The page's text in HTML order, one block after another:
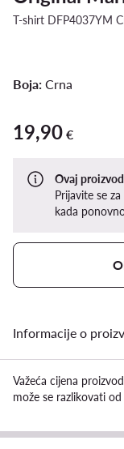
T-shirt DFP4037YM
Boja: Crna
19,90 €
19,90 €
Ovaj
Prijavite se
kada
Informacije o
Važeća cijena
može se razlikovati